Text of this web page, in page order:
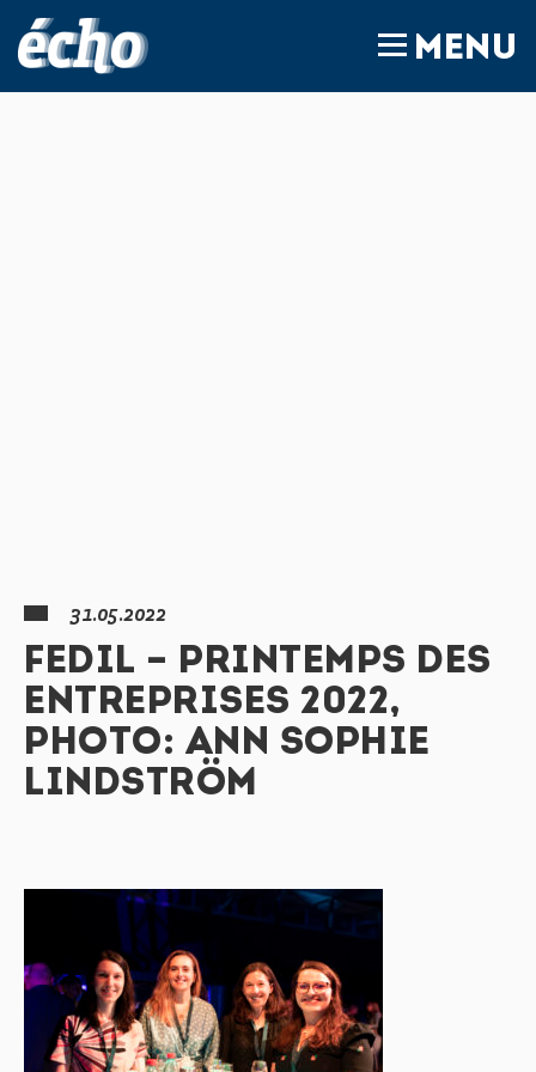
MENU
31.05.2022
FEDIL – PRINTEMPS DES
ENTREPRISES 2022,
PHOTO: ANN SOPHIE
LINDSTRÖM